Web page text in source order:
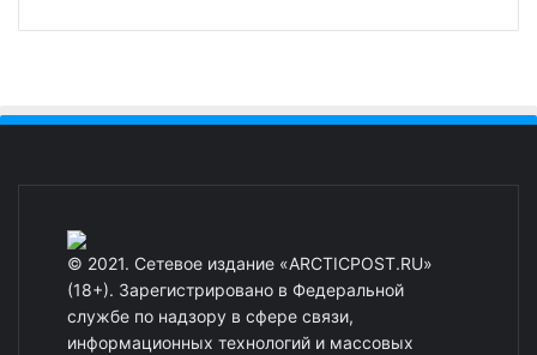
© 2021. Сетевое издание «ARCTICPOST.RU»
(18+). Зарегистрировано в Федеральной
службе по надзору в сфере связи,
информационных технологий и массовых